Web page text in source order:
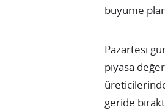
büyüme
Pazartesi
piyasa
geride